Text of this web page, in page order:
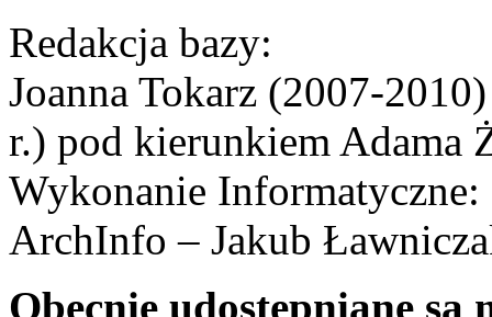
Redakcja bazy:
Joanna Tokarz (2007-
r.) pod kierunkiem Adama
Wykonanie Informatyczne:
ArchInfo – Jakub
Obecnie udostępniane